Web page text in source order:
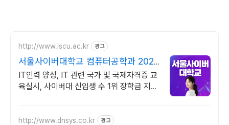
http://www.iscu.ac.kr 광고
서울사이버대학교 컴퓨터공학과 2026
가을학기 신편입생
IT인력 양성, IT 관련 국가 및 국제자격증 교
육실시, 사이버대 신입생 수 1위 장학금 지급
http://www.dnsys.co.kr 광고